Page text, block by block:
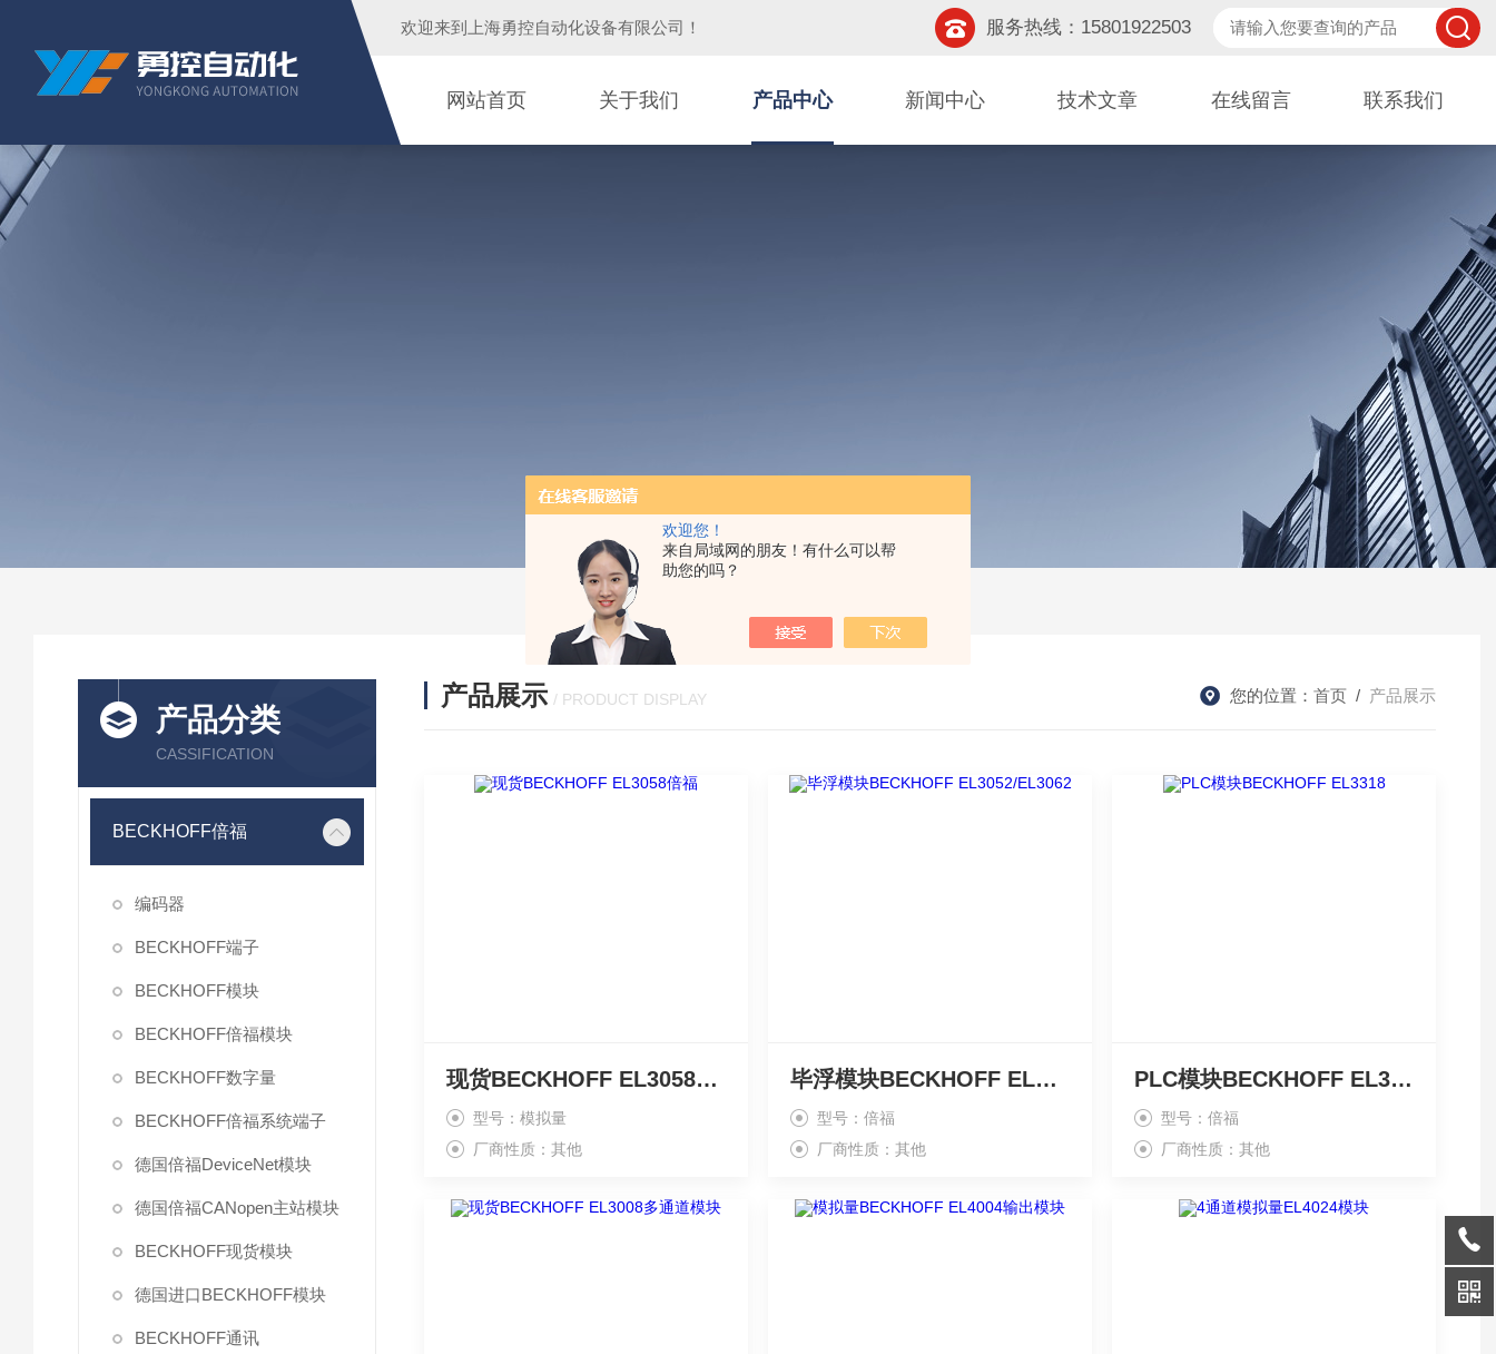
欢迎您！
来自局域网的朋友！有什么可以帮
助您的吗？
欢迎来到 上海勇控自动化设备有限公司 ！ 服务热线：15801922503
网站首页 关于我们 产品中心 新闻中心 技术文章 在线留言 联系我们
产品分类
CASSIFICATION
BECKHOFF倍福
编码器
BECKHOFF端子
BECKHOFF模块
BECKHOFF倍福模块
BECKHOFF数字量
BECKHOFF倍福系统端子
德国倍福DeviceNet模块
德国倍福CANopen主站模块
BECKHOFF现货模块
德国进口BECKHOFF模块
BECKHOFF通讯
产品展示 / PRODUCT DISPLAY 您的位置： 首页 / 产品展示
现货BECKHOFF EL3058倍福
型号：模拟量
厂商性质：其他
毕浮模块BECKHOFF EL3052/EL3062
型号：倍福
厂商性质：其他
PLC模块BECKHOFF EL3318
型号：倍福
厂商性质：其他